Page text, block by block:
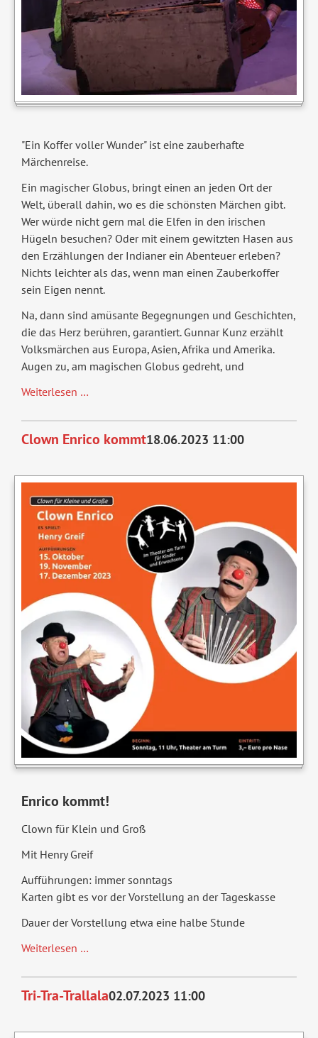
"Ein Koffer voller Wunder" ist eine zauberhafte
Märchenreise.
Ein magischer Globus, bringt einen an jeden Ort der
Welt, überall dahin, wo es die schönsten Märchen gibt.
Wer würde nicht gern mal die Elfen in den irischen
Hügeln besuchen? Oder mit einem gewitzten Hasen aus
den Erzählungen der Indianer ein Abenteuer erleben?
Nichts leichter als das, wenn man einen Zauberkoffer
sein Eigen nennt.
Na, dann sind amüsante Begegnungen und Geschichten,
die das Herz berühren, garantiert. Gunnar Kunz erzählt
Volksmärchen aus Europa, Asien, Afrika und Amerika.
Augen zu, am magischen Globus gedreht, und
Weiterlesen …Ein
voller
Wunder
Clown Enrico kommt18.06.2023 11:00
Enrico kommt!
Clown für Klein und Groß
Mit Henry Greif
Aufführungen: immer sonntags
Karten gibt es vor der Vorstellung an der Tageskasse
Dauer der Vorstellung etwa eine halbe Stunde
Weiterlesen …Clown
kommt
Tri-Tra-Trallala02.07.2023 11:00